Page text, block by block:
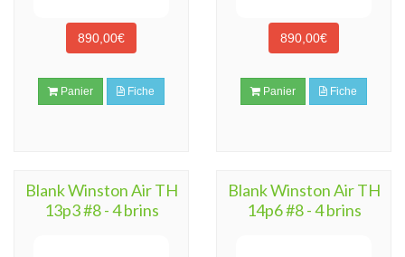
890,00€
Panier Fiche
890,00€
Panier Fiche
Blank Winston Air TH
13p3 #8 - 4 brins
Blank Winston Air TH
14p6 #8 - 4 brins